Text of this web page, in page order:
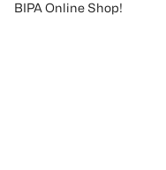
BIPA Online Shop!